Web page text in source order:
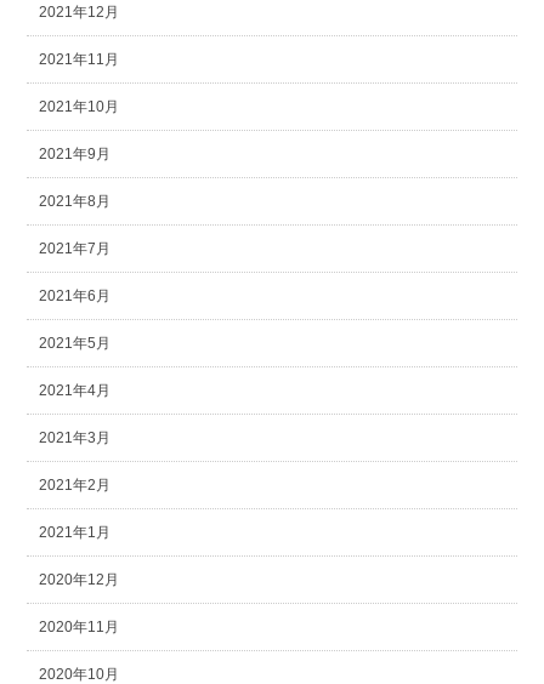
2021年12月
2021年11月
2021年10月
2021年9月
2021年8月
2021年7月
2021年6月
2021年5月
2021年4月
2021年3月
2021年2月
2021年1月
2020年12月
2020年11月
2020年10月